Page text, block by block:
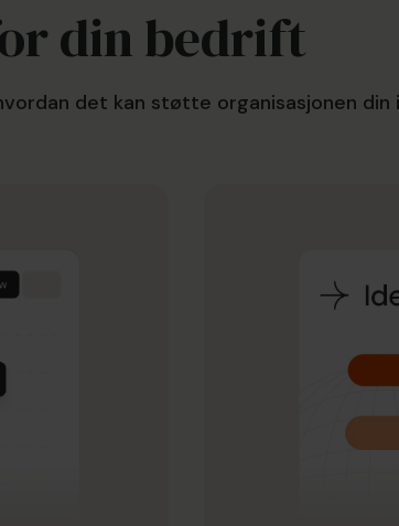
data i sanntid.din bedrift
det kan støtte organisasjonen din